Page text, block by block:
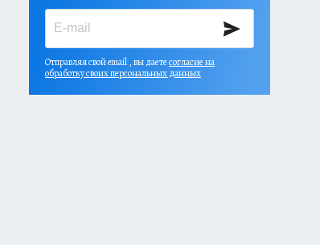
Отправляя свой email , вы даетесогласие на
обработку своих персональных данных